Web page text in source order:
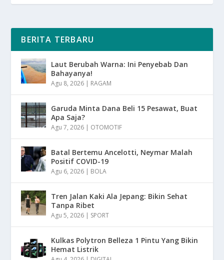
BERITA TERBARU
Laut Berubah Warna: Ini Penyebab Dan
Bahayanya!
Agu 8, 2026 | RAGAM
Garuda Minta Dana Beli 15 Pesawat, Buat
Apa Saja?
Agu 7, 2026 | OTOMOTIF
Batal Bertemu Ancelotti, Neymar Malah
Positif COVID-19
Agu 6, 2026 | BOLA
Tren Jalan Kaki Ala Jepang: Bikin Sehat
Tanpa Ribet
Agu 5, 2026 | SPORT
Kulkas Polytron Belleza 1 Pintu Yang Bikin
Hemat Listrik